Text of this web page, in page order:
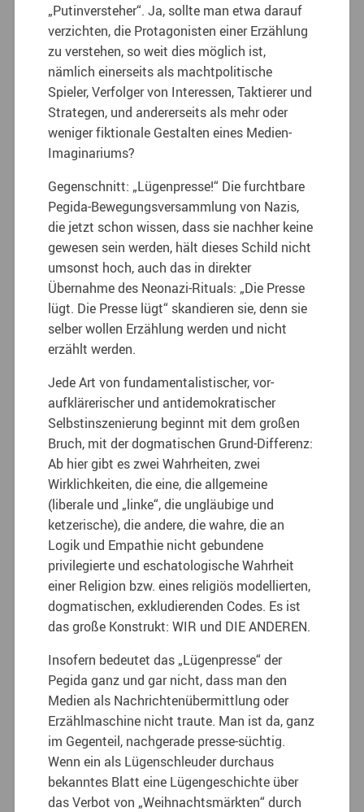
„Putinversteher“. Ja, sollte man etwa darauf
verzichten, die Protagonisten einer Erzählung
zu verstehen, so weit dies möglich ist,
nämlich einerseits als machtpolitische
Spieler, Verfolger von Interessen, Taktierer und
Strategen, und andererseits als mehr oder
weniger fiktionale Gestalten eines Medien-
Imaginariums?
Gegenschnitt: „Lügenpresse!“ Die furchtbare
Pegida-Bewegungsversammlung von Nazis,
die jetzt schon wissen, dass sie nachher keine
gewesen sein werden, hält dieses Schild nicht
umsonst hoch, auch das in direkter
Übernahme des Neonazi-Rituals: „Die Presse
lügt. Die Presse lügt“ skandieren sie, denn sie
selber wollen Erzählung werden und nicht
erzählt werden.
Jede Art von fundamentalistischer, vor-
aufklärerischer und antidemokratischer
Selbstinszenierung beginnt mit dem großen
Bruch, mit der dogmatischen Grund-Differenz:
Ab hier gibt es zwei Wahrheiten, zwei
Wirklichkeiten, die eine, die allgemeine
(liberale und „linke“, die ungläubige und
ketzerische), die andere, die wahre, die an
Logik und Empathie nicht gebundene
privilegierte und eschatologische Wahrheit
einer Religion bzw. eines religiös modellierten,
dogmatischen, exkludierenden Codes. Es ist
das große Konstrukt: WIR und DIE ANDEREN.
Insofern bedeutet das „Lügenpresse“ der
Pegida ganz und gar nicht, dass man den
Medien als Nachrichtenübermittlung oder
Erzählmaschine nicht traute. Man ist da, ganz
im Gegenteil, nachgerade presse-süchtig.
Wenn ein als Lügenschleuder durchaus
bekanntes Blatt eine Lügengeschichte über
das Verbot von „Weihnachtsmärkten“ durch